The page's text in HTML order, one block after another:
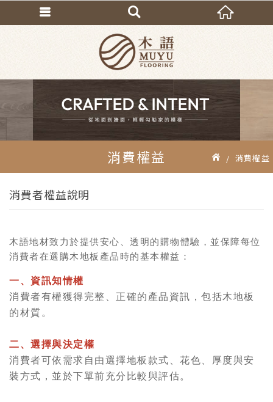
消費權益 消費權益
消費者權益說明
木語地材致力於提供安心、透明的購物體驗，並保障每位
消費者在選購木地板產品時的基本權益：
一、資訊知情權
消費者有權獲得完整、正確的產品資訊，包括木地板
的材質 。
二、選擇與決定權
消費者可依需求自由選擇地板款式、花色、厚度與安
裝方式，並於下單前充分比較與評估。